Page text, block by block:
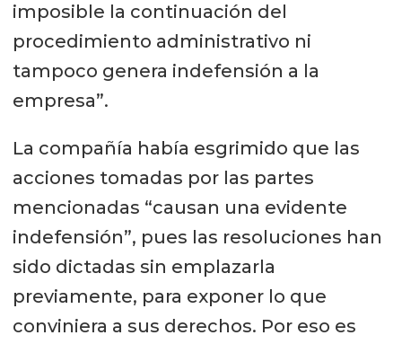
imposible la continuación del
procedimiento administrativo ni
tampoco genera indefensión a la
empresa”.
La compañía había esgrimido que las
acciones tomadas por las partes
mencionadas “causan una evidente
indefensión”, pues las resoluciones han
sido dictadas sin emplazarla
previamente, para exponer lo que
conviniera a sus derechos. Por eso es